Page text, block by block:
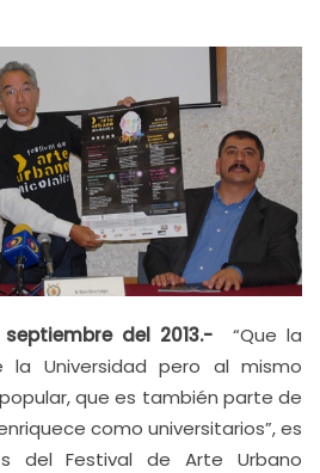
del 2013.- “Que la
la Universidad pero al mismo
que es también parte de
como universitarios”, es
del Festival de Arte Urbano